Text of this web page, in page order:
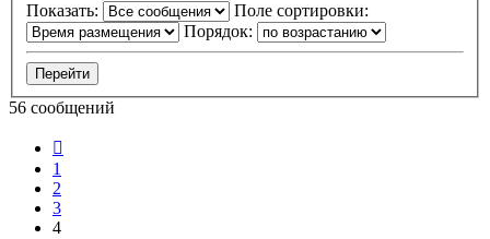
Показать:
Поле сортировки:
Порядок:
56 сообщений
1
2
3
4